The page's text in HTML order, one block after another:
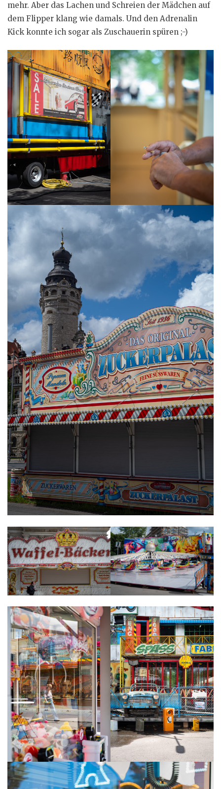
mehr. Aber das Lachen und Schreien der Mädchen auf
dem Flipper klang wie damals. Und den Adrenalin
Kick konnte ich sogar als Zuschauerin spüren ;-)